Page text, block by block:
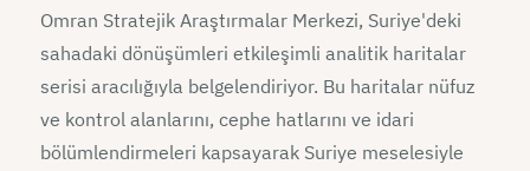
Omran Stratejik Araştırmalar Merkezi, Suriye'deki
sahadaki dönüşümleri etkileşimli analitik haritalar
serisi aracılığıyla belgelendiriyor. Bu haritalar nüfuz
ve kontrol alanlarını, cephe hatlarını ve idari
bölümlendirmeleri kapsayarak Suriye meselesiyle